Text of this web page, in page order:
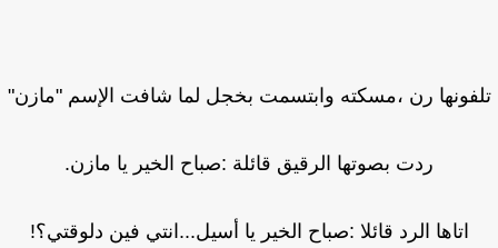
رن ،مسكته وابتسمت بخجل لما شافت الإسم "مازن"
ردت بصوتها الرقيق قائلة :صباح الخير يا مازن.
اتاها الرد قائلا :صباح الخير يا أسيل...انتي فين دلوقتي؟!